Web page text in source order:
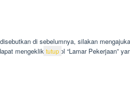
di sebelumnya, silakan
mengeklik tombol “Lamar Pekerjaan”
tutup